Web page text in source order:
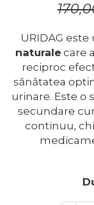
VITALBERT
VITAMIN BOTTLE
URIDAG
naturalecare
reciproc
sănătatea
urinare. Este o
secundare
continuu,